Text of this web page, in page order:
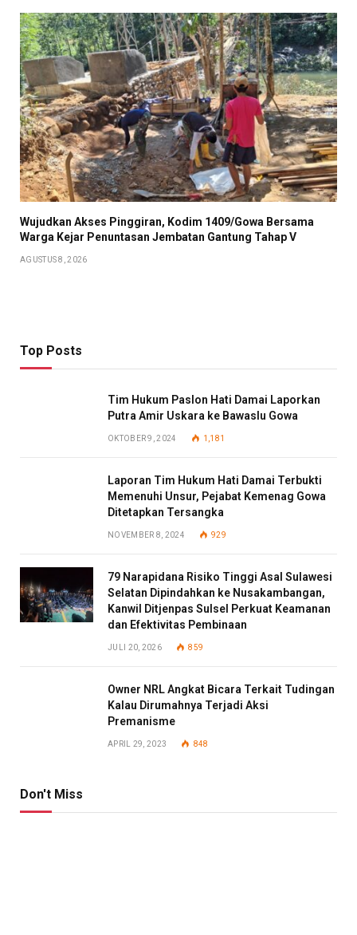
Wujudkan Akses Pinggiran, Kodim 1409/Gowa Bersama
Warga Kejar Penuntasan Jembatan Gantung Tahap V
AGUSTUS 8, 2026
Top Posts
Tim Hukum Paslon Hati Damai Laporkan
Putra Amir Uskara ke Bawaslu Gowa
OKTOBER 9, 2024 1,181
Laporan Tim Hukum Hati Damai Terbukti
Memenuhi Unsur, Pejabat Kemenag Gowa
Ditetapkan Tersangka
NOVEMBER 8, 2024 929
79 Narapidana Risiko Tinggi Asal Sulawesi
Selatan Dipindahkan ke Nusakambangan,
Kanwil Ditjenpas Sulsel Perkuat Keamanan
dan Efektivitas Pembinaan
JULI 20, 2026 859
Owner NRL Angkat Bicara Terkait Tudingan
Kalau Dirumahnya Terjadi Aksi
Premanisme
APRIL 29, 2023 848
Don't Miss